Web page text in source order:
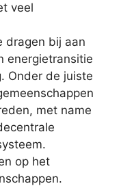
veel
dragen bij aan
energietransitie
Onder de juiste
met name
op het